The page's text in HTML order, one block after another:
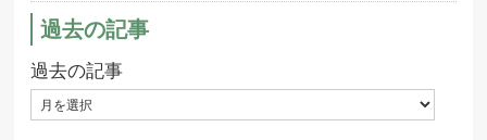
過去の記事
過去の記事